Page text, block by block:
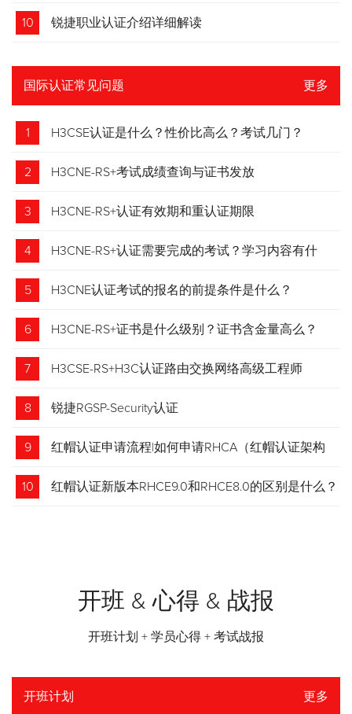
10 锐捷职业认证介绍详细解读
国际认证常见问题 更多
1 H3CSE认证是什么？性价比高么？考试几门？
2 H3CNE-RS+考试成绩查询与证书发放
3 H3CNE-RS+认证有效期和重认证期限
4 H3CNE-RS+认证需要完成的考试？学习内容有什
么？
5 H3CNE认证考试的报名的前提条件是什么？
6 H3CNE-RS+证书是什么级别？证书含金量高么？
7 H3CSE-RS+H3C认证路由交换网络高级工程师
8 锐捷RGSP-Security认证
9 红帽认证申请流程|如何申请RHCA（红帽认证架构
师）证书？申请步骤请收藏！
10 红帽认证新版本RHCE9.0和RHCE8.0的区别是什么？
开班 & 心得 & 战报
开班计划 + 学员心得 + 考试战报
开班计划 更多